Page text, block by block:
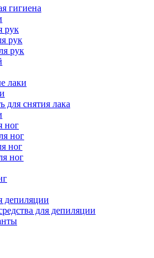
гигиена
рук
рук
рук
лаки
для снятия лака
ног
ног
ног
ног
депиляции
для депиляции